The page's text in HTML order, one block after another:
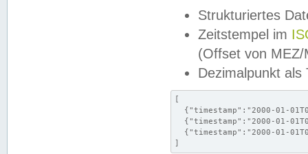
Strukturiertes
Zeitstempel im
(Offset von MEZ/
Dezimalpunkt als
[
{"timestamp":"2000-01-
{"timestamp":"2000-01-
{"timestamp":"2000-01-
]